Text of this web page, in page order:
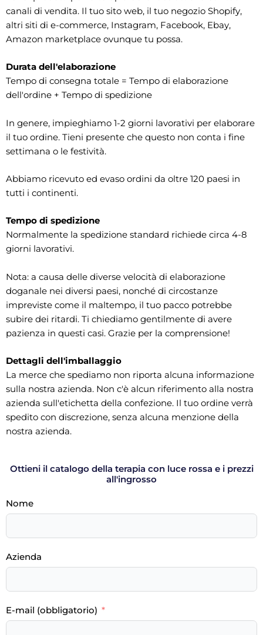
canali di vendita. Il tuo sito web, il tuo negozio Shopify,
altri siti di e-commerce, Instagram, Facebook, Ebay,
Amazon marketplace ovunque tu possa.
Durata dell'elaborazione
Tempo di consegna totale = Tempo di elaborazione
dell'ordine + Tempo di spedizione
In genere, impieghiamo 1-2 giorni lavorativi per elaborare
il tuo ordine. Tieni presente che questo non conta i fine
settimana o le festività.
Abbiamo ricevuto ed evaso ordini da oltre 120 paesi in
tutti i continenti.
Tempo di spedizione
Normalmente la spedizione standard richiede circa 4-8
giorni lavorativi.
Nota: a causa delle diverse velocità di elaborazione
doganale nei diversi paesi, nonché di circostanze
impreviste come il maltempo, il tuo pacco potrebbe
subire dei ritardi. Ti chiediamo gentilmente di avere
pazienza in questi casi. Grazie per la comprensione!
Dettagli dell'imballaggio
La merce che spediamo non riporta alcuna informazione
sulla nostra azienda. Non c'è alcun riferimento alla nostra
azienda sull'etichetta della confezione. Il tuo ordine verrà
spedito con discrezione, senza alcuna menzione della
nostra azienda.
Ottieni il catalogo della terapia con luce rossa e i prezzi
all'ingrosso
Nome
Azienda
E-mail (obbligatorio)